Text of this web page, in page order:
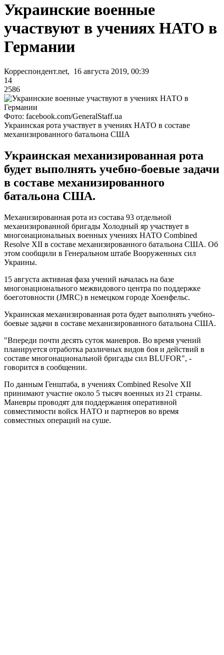
Украинские военные
участвуют в учениях НАТО в
Германии
Корреспондент.net, 16 августа 2019, 00:39
14
2586
Фото: facebook.com/GeneralStaff.ua
Украинская рота участвует в учениях НАТО в составе
механизированного батальона США
Украинская механизированная рота
будет выполнять учебно-боевые задачи
в составе механизированного
батальона США.
Механизированная рота из состава 93 отдельной
механизированной бригады Холодный яр участвует в
многонациональных военных учениях НАТО Combined
Resolve XII в составе механизированного батальона США. Об
этом сообщили в Генеральном штабе Вооруженных сил
Украины.
15 августа активная фаза учений началась на базе
многонационального межвидового центра по поддержке
боеготовности (JMRC) в немецком городе Хоенфельс.
Украинская механизированная рота будет выполнять учебно-
боевые задачи в составе механизированного батальона США.
"Впереди почти десять суток маневров. Во время учений
планируется отработка различных видов боя и действий в
составе многонациональной бригады сил BLUFOR", -
говорится в сообщении.
По данным Генштаба, в учениях Combined Resolve XII
принимают участие около 5 тысяч военных из 21 страны.
Маневры проводят для поддержания оперативной
совместимости войск НАТО и партнеров во время
совместных операций на суше.